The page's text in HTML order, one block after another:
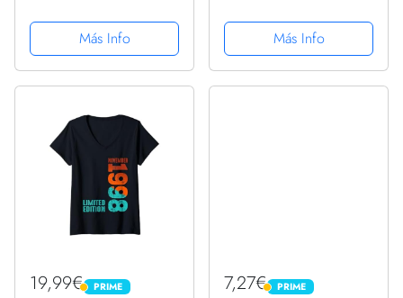
CamisetaMás Info
CamisetaMás Info
19,99€ PRIME
PRIME 7,27€ PRIME
PRIME